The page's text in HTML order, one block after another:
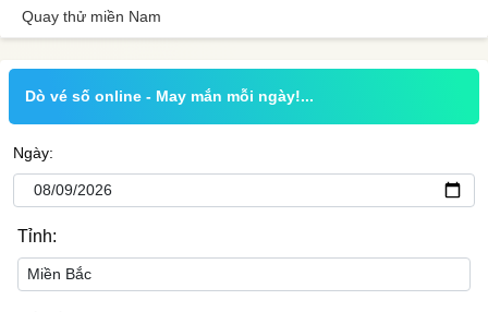
Quay thử miền Nam
Dò vé số online - May mắn mỗi ngày!...
Ngày:
Tỉnh: